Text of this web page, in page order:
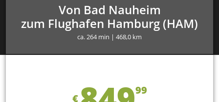
Von Bad Nauheim
zum Flughafen Hamburg (HAM)
ca. 264 min | 468,0 km
€
99